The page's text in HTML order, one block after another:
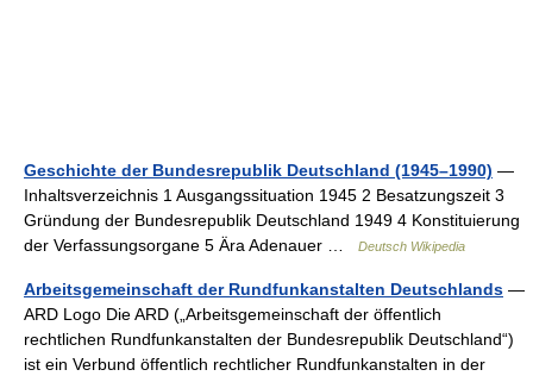
Geschichte der Bundesrepublik Deutschland (1945–1990) —
Inhaltsverzeichnis 1 Ausgangssituation 1945 2 Besatzungszeit 3
Gründung der Bundesrepublik Deutschland 1949 4 Konstituierung
der Verfassungsorgane 5 Ära Adenauer …
Deutsch Wikipedia
Arbeitsgemeinschaft der Rundfunkanstalten Deutschlands —
ARD Logo Die ARD („Arbeitsgemeinschaft der öffentlich
rechtlichen Rundfunkanstalten der Bundesrepublik Deutschland“)
ist ein Verbund öffentlich rechtlicher Rundfunkanstalten in der